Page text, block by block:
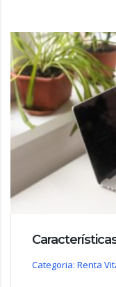
Categoria: Renta